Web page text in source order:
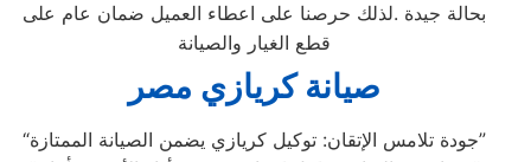
بحالة جيدة .لذلك حرصنا على اعطاء العميل ضمان عام على
قطع الغيار والصيانة
صيانة كريازي مصر
“جودة تلامس الإتقان: توكيل كريازي يضمن الصيانة الممتازة”